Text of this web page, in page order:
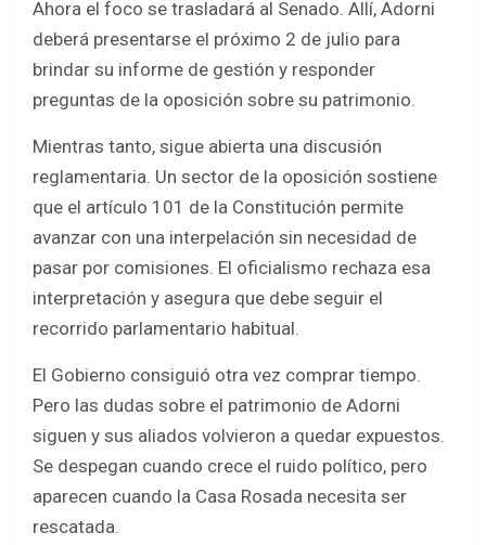
Ahora el foco se trasladará al Senado. Allí, Adorni
deberá presentarse el próximo 2 de julio para
brindar su informe de gestión y responder
preguntas de la oposición sobre su patrimonio.
Mientras tanto, sigue abierta una discusión
reglamentaria. Un sector de la oposición sostiene
que el artículo 101 de la Constitución permite
avanzar con una interpelación sin necesidad de
pasar por comisiones. El oficialismo rechaza esa
interpretación y asegura que debe seguir el
recorrido parlamentario habitual.
El Gobierno consiguió otra vez comprar tiempo.
Pero las dudas sobre el patrimonio de Adorni
siguen y sus aliados volvieron a quedar expuestos.
Se despegan cuando crece el ruido político, pero
aparecen cuando la Casa Rosada necesita ser
rescatada.